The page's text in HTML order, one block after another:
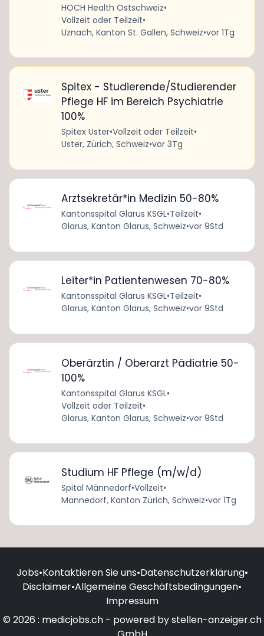
HOCH Health Ostschweiz•
Vollzeit oder Teilzeit•
Uznach, Kanton St. Gallen, Schweiz•vor 1Tg
Spitex - Studierende/Studierender
Pflege HF im Bereich Psychiatrie
100%
Spitex Uster•Vollzeit oder Teilzeit•
Uster, Zürich, Schweiz•vor 3Tg
Arztsekretär*in Medizin 50-80%
Kantonsspital Glarus KSGL•Teilzeit•
Glarus, Kanton Glarus, Schweiz•vor 9Std
Leiter*in Patientenwesen 70-80%
Kantonsspital Glarus KSGL•Teilzeit•
Glarus, Kanton Glarus, Schweiz•vor 9Std
Oberärztin / Oberarzt Pädiatrie 50-
100%
Kantonsspital Glarus KSGL•
Vollzeit oder Teilzeit•
Glarus, Kanton Glarus, Schweiz•vor 9Std
Studium HF Pflege (m/w/d)
Spital Männedorf•Vollzeit•
Männedorf, Kanton Zürich, Schweiz•vor 1Tg
Jobs•Kontaktieren Sie uns•Datenschutzerklärung•
Disclaimer•Allgemeine Geschäftsbedingungen•
Impressum
© 2026 : medicjobs.ch - powered by stellen-anzeiger.ch